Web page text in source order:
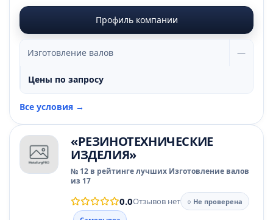
Профиль компании
Изготовление валов —
Цены по запросу
Все условия →
«РЕЗИНОТЕХНИЧЕСКИЕ
ИЗДЕЛИЯ»
№ 12 в рейтинге лучших Изготовление валов
из 17
0.0Отзывов нет
○ Не проверена